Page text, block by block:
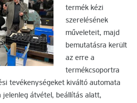
termék kézi
szerelésének
műveleteit, majd
bemutatásra került
az erre a
termékcsoportra
tevékenységeket kiváltó automata
jelenleg átvétel, beállítás alatt,